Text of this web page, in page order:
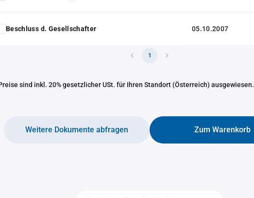
Beschluss d. Gesellschafter 05.10.2007
1
sind inkl. 20% gesetzlicher USt. für Ihren Standort (Österreich) ausgewiesen.
Zum Warenkorb
Weitere Dokumente abfragen